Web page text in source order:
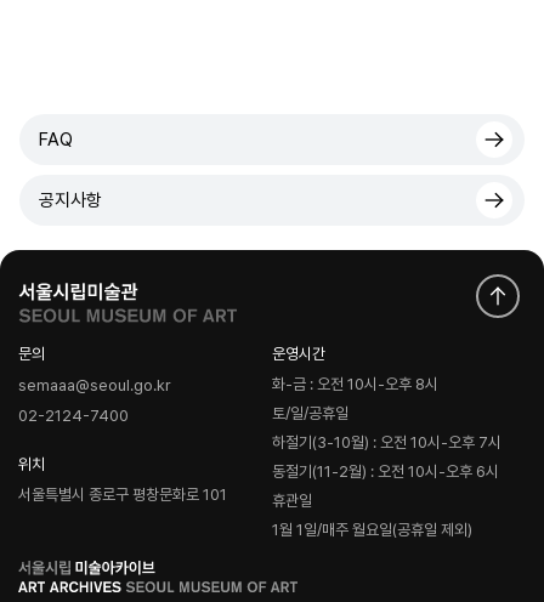
FAQ
공지사항
문의
semaaa@seoul.go.kr
02-2124-7400
위치
서울특별시 종로구 평창문화로 101
운영시간
화-금 : 오전 10시-오후 8시
토/일/공휴일
하절기(3-10월) : 오전 10시-오후 7시
동절기(11-2월) : 오전 10시-오후 6시
휴관일
1월 1일/매주 월요일(공휴일 제외)
로
고